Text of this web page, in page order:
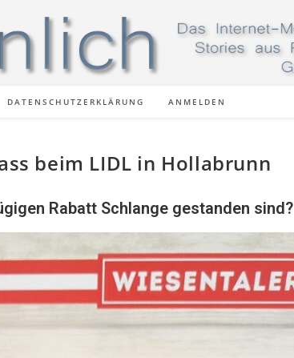
DATENSCHUTZERKLÄRUNG ANMELDEN
beim LIDL in Hollabrunn
Rabatt Schlange gestanden sind?